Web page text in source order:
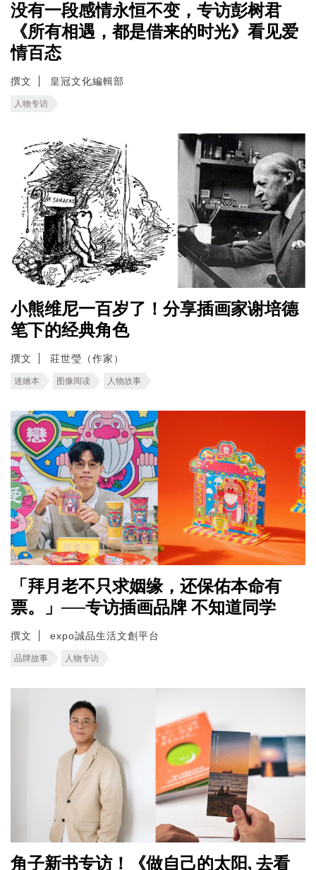
没有一段感情永恒不变，专访彭树君
《所有相遇，都是借来的时光》看见爱
情百态
撰文 皇冠文化編輯部
人物专访
小熊维尼一百岁了！分享插画家谢培德
笔下的经典角色
撰文 莊世瑩（作家）
迷繪本 图像阅读 人物故事
「拜月老不只求姻缘，还保佑本命有
票。」──专访插画品牌 不知道同学
撰文 expo誠品生活文創平台
品牌故事 人物专访
角子新书专访！《做自己的太阳, 去看